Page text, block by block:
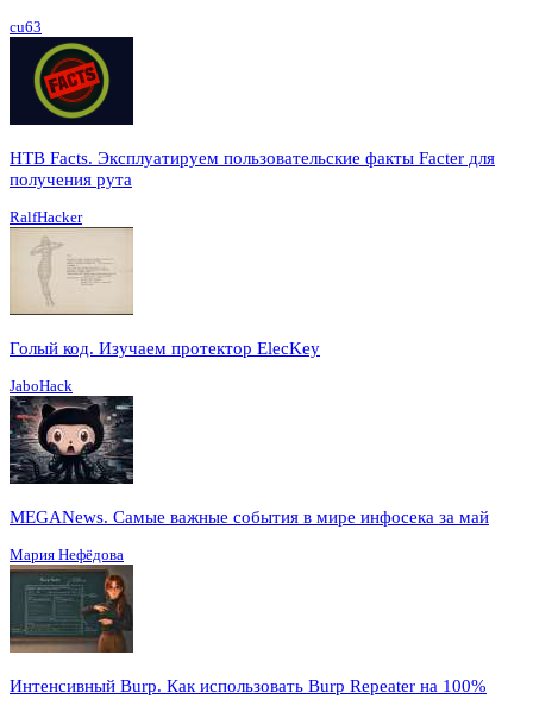
cu63
HTB Facts. Эксплуатируем пользовательские факты Facter для
получения рута
RalfHacker
Голый код. Изучаем протектор ElecKey
JaboHack
MEGANews. Cамые важные события в мире инфосека за май
Мария Нефёдова
Интенсивный Burp. Как использовать Burp Repeater на 100%